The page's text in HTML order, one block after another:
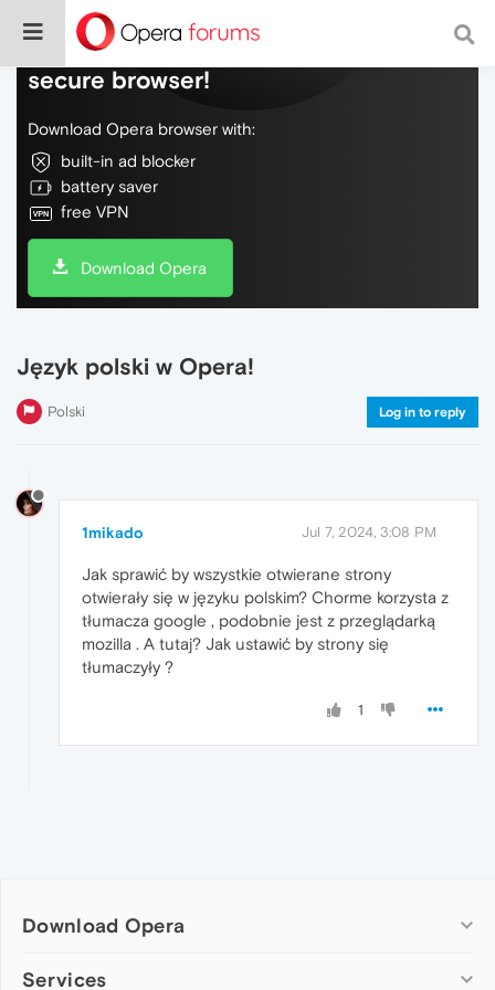
Do more on the web, with a fast and
secure browser!
Download Opera browser with:
built-in ad blocker
battery saver
free VPN
Download Opera
Język polski w Opera!
Polski Log in to reply
1mikado Jul 7, 2024, 3:08 PM
Jak sprawić by wszystkie otwierane strony
otwierały się w języku polskim? Chorme korzysta z
tłumacza google , podobnie jest z przeglądarką
mozilla . A tutaj? Jak ustawić by strony się
tłumaczyły ?
1
Download Opera
Computer browsers
Services